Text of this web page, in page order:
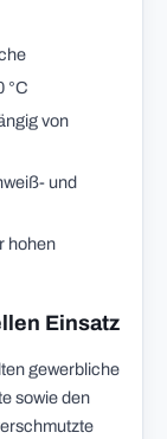
°C
von
und
hohen
Einsatz
gewerbliche
sowie den